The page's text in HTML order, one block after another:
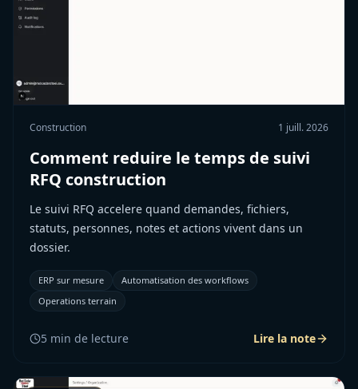
Construction 1 juill. 2026
Comment reduire le temps de suivi
RFQ construction
Le suivi RFQ accelere quand demandes, fichiers,
statuts, personnes, notes et actions vivent dans un
dossier.
ERP sur mesure
Automatisation des workflows
Operations terrain
5 min de lecture Lire la note